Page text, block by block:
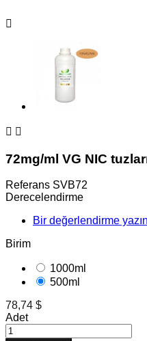

 
72mg/ml VG NIC
Referans SVB72
Derecelendirme
Bir değerlendirme yazın
Birim
1000ml
500ml
78,74 $
Adet